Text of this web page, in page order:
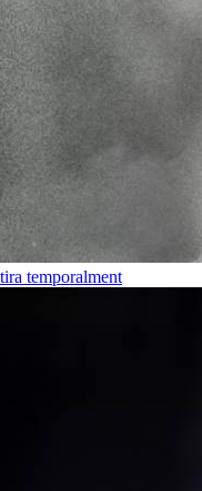
temporalment